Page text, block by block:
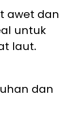
awet dan
untuk
laut.
dan